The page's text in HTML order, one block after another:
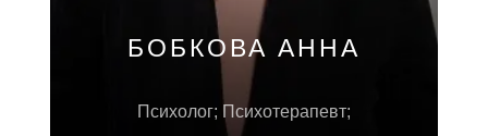
БОБКОВА АННА
Психолог; Психотерапевт;